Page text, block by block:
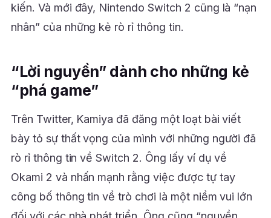
kiến. Và mới đây, Nintendo Switch 2 cũng là “nạn
nhân” của những kẻ rò rỉ thông tin.
“Lời nguyền” dành cho những kẻ
“phá game”
Trên Twitter, Kamiya đã đăng một loạt bài viết
bày tỏ sự thất vọng của mình với những người đã
rò rỉ thông tin về Switch 2. Ông lấy ví dụ về
Okami 2 và nhấn mạnh rằng việc được tự tay
công bố thông tin về trò chơi là một niềm vui lớn